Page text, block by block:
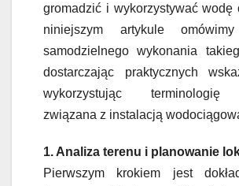
gromadzić i wykorzystywać wodę
niniejszym artykule
samodzielnego wykonania
dostarczając praktycznych
wykorzystując terminologię
związana z instalacją
1. Analiza terenu i planowanie
Pierwszym krokiem jest